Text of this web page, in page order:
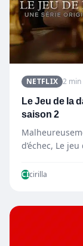
NETFLIX 2 min
Le Jeu de la
saison 2
d’échec, Le
CIcirilla